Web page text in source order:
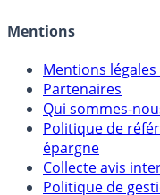
Crédit immobilier
Mentions
Mentions légales
Partenaires
Qui sommes-nous
Politique de
épargne